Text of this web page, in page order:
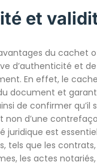
et
du cachet
d’authenticité et
En effet, le
document et
de confirmer qu’il
d’une
juridique est
tels que les contrats,
les actes